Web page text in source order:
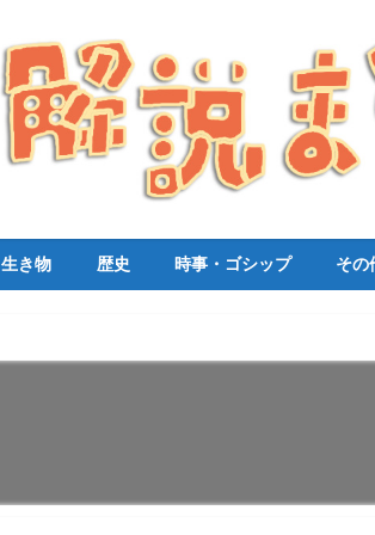
生き物 歴史 時事・ゴシップ その